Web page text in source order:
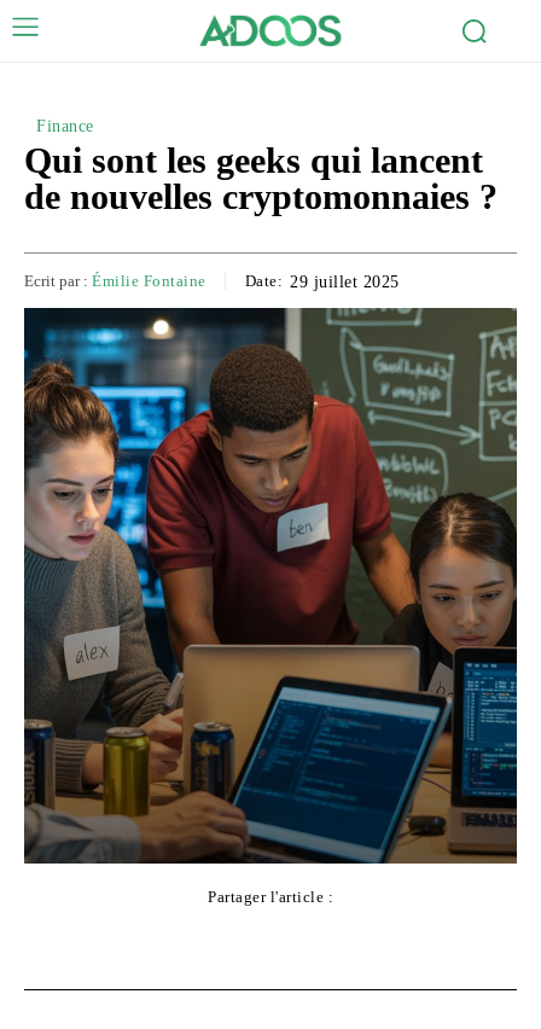
Finance
Qui sont les geeks qui lancent
de nouvelles cryptomonnaies ?
Ecrit par : Émilie Fontaine Date: 29 juillet 2025
Partager l'article :